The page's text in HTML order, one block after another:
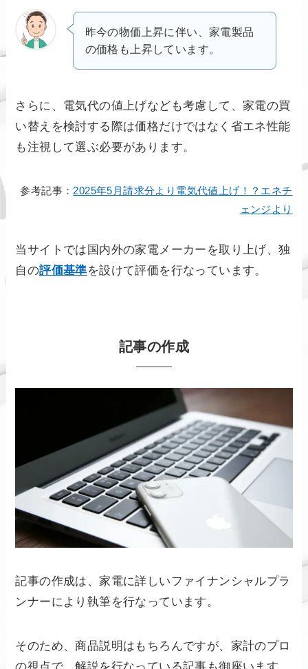
昨今の物価上昇に伴い、家電製品
の価格も上昇しています。
さらに、電気代の値上げなども考慮して、家電の買
い替えを検討する際は価格だけではなく省エネ性能
も注視して選ぶ必要があります。
参考記事： 2025年5月請求分より電気代値上げ！？エネチ
ェンジより
当サイトでは国内外の家電メーカーを取り上げ、独
自の評価基準を設けて評価を行なっています。
記事の作成
記事の作成は、家電に詳しいファイナンシャルプラ
ンナーにより執筆を行なっています。
そのため、商品説明はもちろんですが、家計のプロ